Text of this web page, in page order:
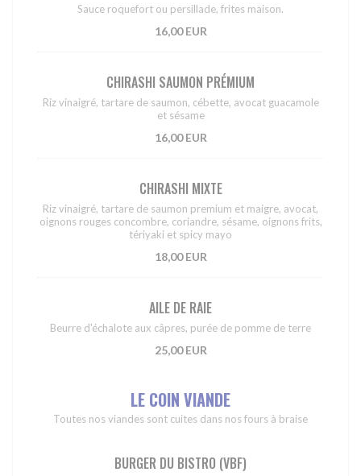
Sauce roquefort ou persillade, frites maison.
16,00 EUR
CHIRASHI SAUMON PRÉMIUM
Riz vinaigré, tartare de saumon, cébette, avocat guacamole
et sésame
16,00 EUR
CHIRASHI MIXTE
Riz vinaigré, tartare de saumon premium et maigre, avocat,
oignons rouges concombre, coriandre, sésame, oignons frits,
tériyaki et spicy mayo
18,00 EUR
AILE DE RAIE
Beurre d'échalote aux câpres, purée de pomme de terre
25,00 EUR
LE COIN VIANDE
Toutes nos viandes sont cuites dans nos fours à braise
BURGER DU BISTRO (VBF)